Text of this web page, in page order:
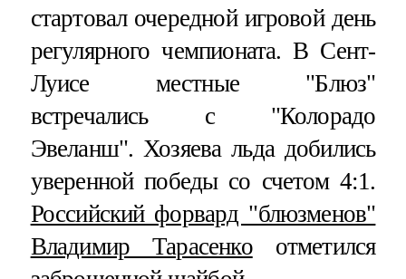
стартовал очередной игровой день
регулярного чемпионата. В Сент-
Луисе местные "Блюз"
встречались с "Колорадо
Эвеланш". Хозяева льда добились
уверенной победы со счетом 4:1.
Российский форвард "блюзменов"
Владимир Тарасенкоотметился